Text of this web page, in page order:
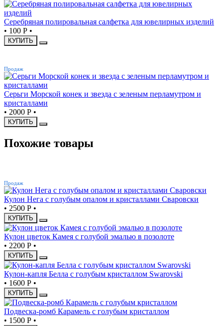
Серебряная полировальная салфетка для ювелирных изделий
• 100 Р •
КУПИТЬ
Продаж
Серьги Морской конек и звезда с зеленым перламутром и
кристаллами
• 2000 Р •
КУПИТЬ
Похожие товары
Продаж
Кулон Нега с голубым опалом и кристаллами Сваровски
• 2500 Р •
КУПИТЬ
Кулон цветок Камея с голубой эмалью в позолоте
• 2200 Р •
КУПИТЬ
Кулон-капля Белла с голубым кристаллом Swarovski
• 1600 Р •
КУПИТЬ
Подвеска-ромб Карамель с голубым кристаллом
• 1500 Р •